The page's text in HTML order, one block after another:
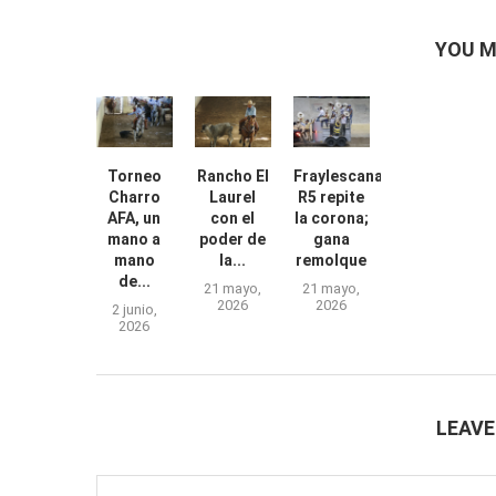
YOU
Torneo
Charro
AFA, un
mano a
mano
de...
2 junio,
2026
Rancho El
Laurel
con el
poder de
la...
21 mayo,
2026
Fraylescana
R5 repite
la corona;
gana
remolque
21 mayo,
2026